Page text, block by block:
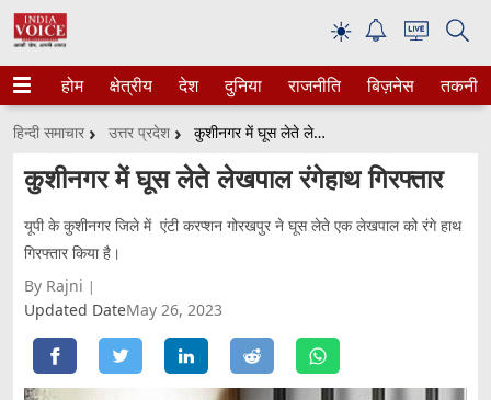
☀
होम क्षेत्रीय देश दुनिया राजनीति बिज़नेस तकनीक
हिन्दी समाचार उत्तर प्रदेश कुशीनगर में घूस लेते लेखपाल रंगेहाथ गिरफ्तार
कुशीनगर में घूस लेते लेखपाल रंगेहाथ गिरफ्तार
यूपी के कुशीनगर जिले में एंटी करप्शन गोरखपुर ने घूस लेते एक लेखपाल को रंगे हाथ
गिरफ्तार किया है।
By Rajni
Updated DateMay 26, 2023